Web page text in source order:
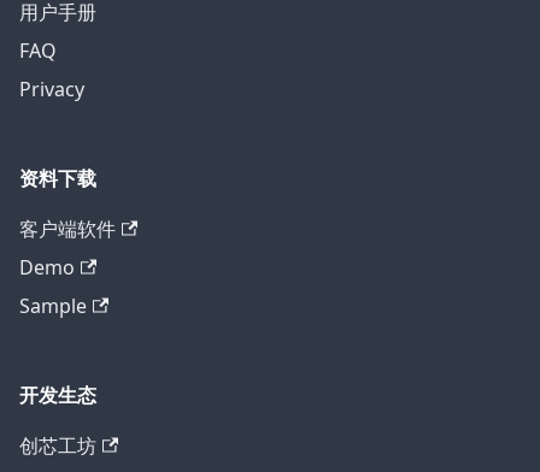
用户手册
FAQ
Privacy
资料下载
客户端软件
Demo
Sample
开发生态
创芯工坊